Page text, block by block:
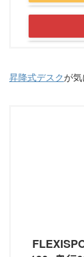
昇降式デスクが